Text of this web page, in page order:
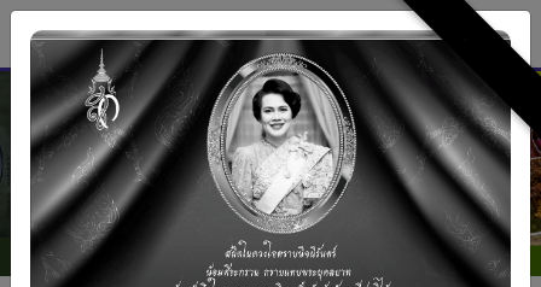
กองส่งเสริมและพัฒนานวัตกรรมการเรียนรู้